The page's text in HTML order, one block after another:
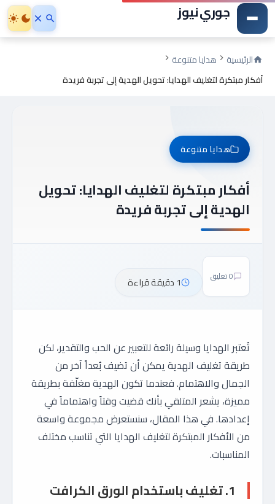
جوري نيوز
الرئيسية
هدايا متنوعة
أفكار مبتكرة لتغليف الهدايا: تحويل الهدية إلى تجربة فريدة
هدايا متنوعة
أفكار مبتكرة لتغليف الهدايا: تحويل
الهدية إلى تجربة فريدة
0 تعليق 1 دقيقة قراءة
تُعتبر الهدايا وسيلة رائعة للتعبير عن الحب والتقدير، لكن
طريقة تغليف الهدية يمكن أن تضيف بُعداً آخر من
الجمال والاهتمام. فعندما تكون الهدية مغلّفة بطريقة
مميزة، يشعر المتلقي بأنك قضيت وقتاً واهتماماً في
إعدادها. في هذا المقال، سنستعرض مجموعة واسعة
من الأفكار المبتكرة لتغليف الهدايا التي تناسب مختلف
المناسبات.
1. تغليف باستخدام الورق الكرافت